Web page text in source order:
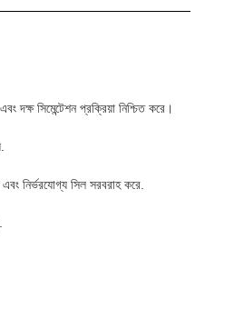
দক্ষ সিমেন্টেশন প্রক্রিয়া নিশ্চিত করে।
নির্ভরযোগ্য সিল সরবরাহ করে.